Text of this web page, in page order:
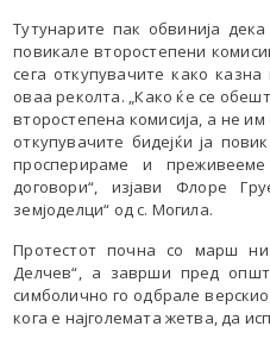
Тутунарите пак обвинија
повикале второстепени
сега откупувачите како
оваа реколта. „Како ќе се
второстепена комисија, а не
откупувачите бидејќи ја
просперираме и
договори“, изјави Флоре
земјоделци“ од с. Могила.
Протестот почна со марш
Делчев“, а заврши пред
симболично го одбрале
кога е најголемата жетва, да